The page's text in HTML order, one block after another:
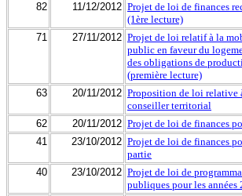
82 11/12/2012 Projet de loi de finances
(1ère lecture)
71 27/11/2012 Projet de loi relatif à la
public en faveur du
des obligations de
(première lecture)
63 20/11/2012 Proposition de loi relative
conseiller territorial
62 20/11/2012 Projet de loi de finances
41
23/10/2012 Projet de loi de finances
partie
40 23/10/2012 Projet de loi de
publiques pour les années